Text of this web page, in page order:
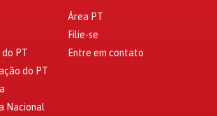
PT
do PT
Nacional
Área PT
Filie-se
Entre em contato